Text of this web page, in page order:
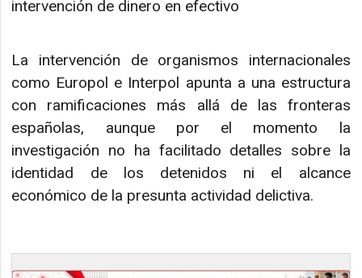
intervención de dinero en efectivo
La intervención de organismos internacionales
como Europol e Interpol apunta a una estructura
con ramificaciones más allá de las fronteras
españolas, aunque por el momento la
investigación no ha facilitado detalles sobre la
identidad de los detenidos ni el alcance
económico de la presunta actividad delictiva.